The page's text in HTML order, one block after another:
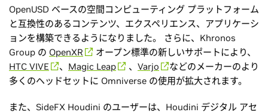
OpenUSD ベースの空間コンピューティング プラットフォーム
と互換性のあるコンテンツ、エクスペリエンス、アプリケーシ
ョンを構築できるようになりました。 さらに、Khronos
Group の OpenXR
オープン標準の新しいサポートにより、
HTC VIVE
、 Magic Leap 、 Varjo
などのメーカーのより
多くのヘッドセットに Omniverse の使用が拡大されます。
また、SideFX Houdini のユーザーは、Houdini デジタル アセ